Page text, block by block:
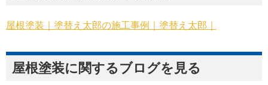
屋根塗装｜塗替え太郎の施工事例｜塗替え太郎｜
屋根塗装に関するブログを見る